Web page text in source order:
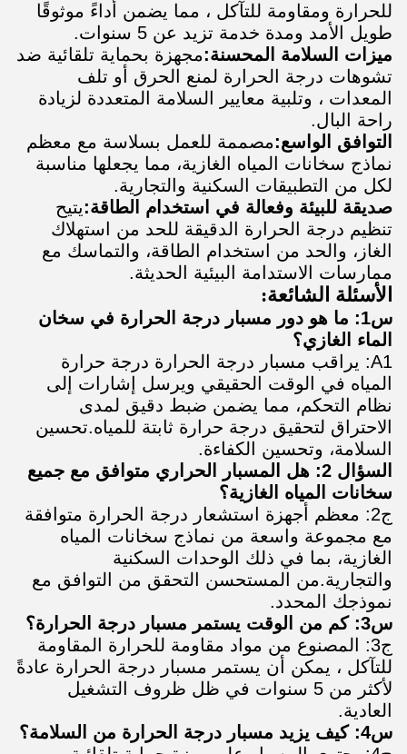
للحرارة ومقاومة للتآكل ، مما يضمن أداءً موثوقًا
طويل الأمد ومدة خدمة تزيد عن 5 سنوات.
ميزات السلامة المحسنة:مجهزة بحماية تلقائية ضد
تشوهات درجة الحرارة لمنع الحرق أو تلف
المعدات ، وتلبية معايير السلامة المتعددة لزيادة
راحة البال.
التوافق الواسع:مصممة للعمل بسلاسة مع معظم
نماذج سخانات المياه الغازية، مما يجعلها مناسبة
لكل من التطبيقات السكنية والتجارية.
صديقة للبيئة وفعالة في استخدام الطاقة:يتيح
تنظيم درجة الحرارة الدقيقة للحد من استهلاك
الغاز، والحد من استخدام الطاقة، والتماسك مع
ممارسات الاستدامة البيئية الحديثة.
الأسئلة الشائعة:
س1: ما هو دور مسبار درجة الحرارة في سخان
الماء الغازي؟
A1: يراقب مسبار درجة الحرارة درجة حرارة
المياه في الوقت الحقيقي ويرسل إشارات إلى
نظام التحكم، مما يضمن ضبط دقيق لمدى
الاحتراق لتحقيق درجة حرارة ثابتة للمياه.تحسين
السلامة، وتحسين الكفاءة.
السؤال 2: هل المسبار الحراري متوافق مع جميع
سخانات المياه الغازية؟
ج2: معظم أجهزة استشعار درجة الحرارة متوافقة
مع مجموعة واسعة من نماذج سخانات المياه
الغازية، بما في ذلك الوحدات السكنية
والتجارية.من المستحسن التحقق من التوافق مع
نموذجك المحدد.
س3: كم من الوقت يستمر مسبار درجة الحرارة؟
ج3: المصنوع من مواد مقاومة للحرارة المقاومة
للتآكل ، يمكن أن يستمر مسبار درجة الحرارة عادةً
لأكثر من 5 سنوات في ظل ظروف التشغيل
العادية.
س4: كيف يزيد مسبار درجة الحرارة من السلامة؟